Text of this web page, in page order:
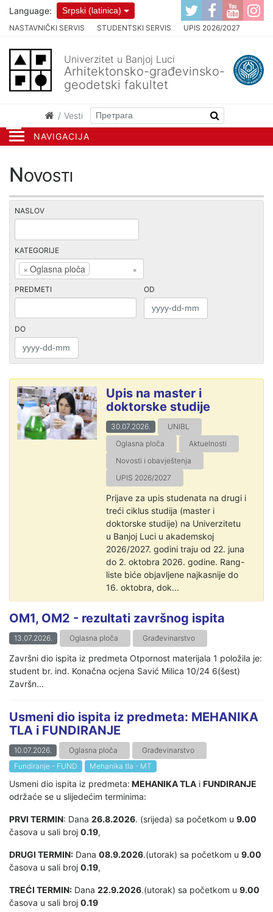
NAVIGACIJA
NASTAVNIČKI SERVIS STUDENTSKI SERVIS UPIS 2026/2027
Language: Srpski (latinica)
Univerzitet u Banjoj Luci
Arhitektonsko-građevinsko-
geodetski fakultet
Vesti
Novosti
NASLOV
KATEGORIJE
×
× Oglasna ploča
PREDMETI OD
DO
Upis na master i
doktorske studije
30.07.2026.
UNIBL
Oglasna ploča
Aktuelnosti
Novosti i obavještenja
UPIS 2026/2027
Prijave za upis studenata na drugi i
treći ciklus studija (master i
doktorske studije) na Univerzitetu
u Banjoj Luci u akademskoj
2026/2027. godini traju od 22. juna
do 2. oktobra 2026. godine. Rang-
liste biće objavljene najkasnije do
16. oktobra, dok...
OM1, OM2 - rezultati završnog ispita
13.07.2026. Oglasna ploča Građevinarstvo
Završni dio ispita iz predmeta Otpornost materijala 1 položila je:
student br. ind. Konačna ocjena Savić Milica 10/24 6(šest)
Završn...
Usmeni dio ispita iz predmeta: MEHANIKA
TLA i FUNDIRANJE
10.07.2026. Oglasna ploča
Građevinarstvo
Fundiranje - FUND
Mehanika tla - MT
Usmeni dio ispita iz predmeta: MEHANIKA TLA i FUNDIRANJE
održaće se u slijedećim terminima:
PRVI TERMIN: Dana 26.8.2026. (srijeda) sa početkom u 9.00
časova u sali broj 0.19,
DRUGI TERMIN: Dana 08.9.2026.(utorak) sa početkom u 9.00
časova u sali broj 0.19,
TREĆI TERMIN: Dana 22.9.2026.(utorak) sa početkom u 9.00
časova u sali broj 0.19